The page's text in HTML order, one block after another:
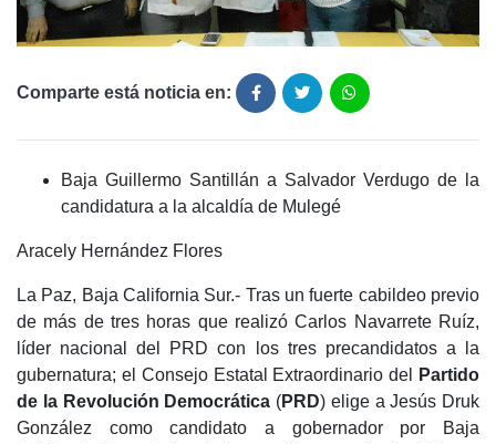
Comparte está noticia en:
Baja Guillermo Santillán a Salvador Verdugo de la
candidatura a la alcaldía de Mulegé
Aracely Hernández Flores
La Paz, Baja California Sur.- Tras un fuerte cabildeo previo
de más de tres horas que realizó Carlos Navarrete Ruíz,
líder nacional del PRD con los tres precandidatos a la
gubernatura; el Consejo Estatal Extraordinario del
Partido
de la Revolución Democrática (PRD) elige a Jesús Druk
González como candidato a gobernador por Baja